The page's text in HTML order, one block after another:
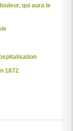
qui aura le
1872